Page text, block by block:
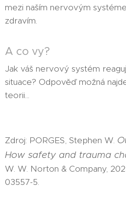
mezi naším nervovým
zdravím.
A co vy?
Jak váš nervový systém
situace? Odpověď možná
teorii...
Zdroj: PORGES, Stephen W.
How safety and trauma
W. W. Norton & Company,
03557-5.